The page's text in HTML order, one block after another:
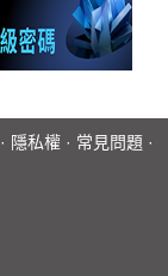
· 隱私權 · 常見問題 ·